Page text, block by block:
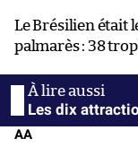
Le Brésilien était
palmarès : 38
Les dix
AA